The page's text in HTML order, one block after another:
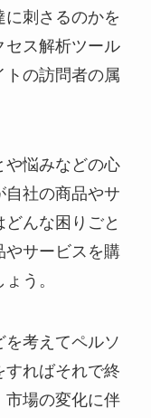
刺さるのかを
セス解析ツール
トの訪問者の属
や悩みなどの心
自社の商品やサ
んな困りごと
やサービスを購
う。
を考えてペルソ
すればそれで終
市場の変化に伴